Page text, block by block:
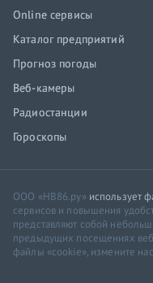
Online сервисы
Каталог предприятий
Прогноз погоды
Веб-камеры
Радиостанции
Гороскопы
ООО «НВ86.ру» использует
сервисов и повышения
представляют собой
предыдущих посещениях
файлы «cookie», измените